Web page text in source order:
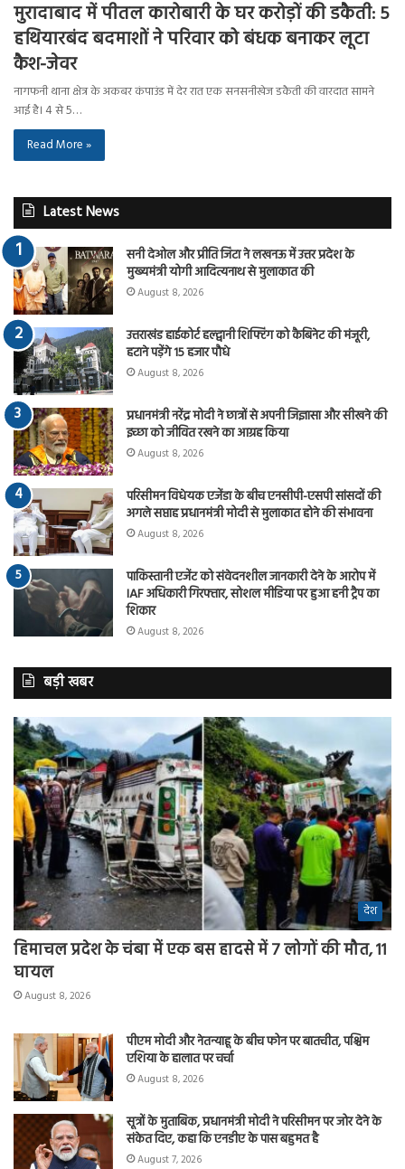
मुरादाबाद में पीतल कारोबारी के घर करोड़ों की डकैती: 5
हथियारबंद बदमाशों ने परिवार को बंधक बनाकर लूटा
कैश-जेवर
नागफनी थाना क्षेत्र के अकबर कंपाउंड में देर रात एक सनसनीखेज डकैती की वारदात सामने
आई है। 4 से 5…
Read More »
Latest News
सनी देओल और प्रीति जिंटा ने लखनऊ में उत्तर प्रदेश के
मुख्यमंत्री योगी आदित्यनाथ से मुलाकात की
August 8, 2026
उत्तराखंड हाईकोर्ट हल्द्वानी शिफ्टिंग को कैबिनेट की मंजूरी,
हटाने पड़ेंगे 15 हजार पौधे
August 8, 2026
प्रधानमंत्री नरेंद्र मोदी ने छात्रों से अपनी जिज्ञासा और सीखने की
इच्छा को जीवित रखने का आग्रह किया
August 8, 2026
परिसीमन विधेयक एजेंडा के बीच एनसीपी-एसपी सांसदों की
अगले सप्ताह प्रधानमंत्री मोदी से मुलाकात होने की संभावना
August 8, 2026
पाकिस्तानी एजेंट को संवेदनशील जानकारी देने के आरोप में
IAF अधिकारी गिरफ्तार, सोशल मीडिया पर हुआ हनी ट्रैप का
शिकार
August 8, 2026
बड़ी खबर
देश
हिमाचल प्रदेश के चंबा में एक बस हादसे में 7 लोगों की मौत, 11
घायल
August 8, 2026
पीएम मोदी और नेतन्याहू के बीच फोन पर बातचीत, पश्चिम
एशिया के हालात पर चर्चा
August 8, 2026
सूत्रों के मुताबिक, प्रधानमंत्री मोदी ने परिसीमन पर जोर देने के
संकेत दिए, कहा कि एनडीए के पास बहुमत है
August 7, 2026